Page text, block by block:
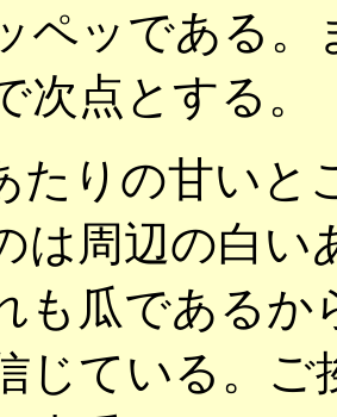
ペッである
次点とする。
たりの甘いと
は周辺の白い
も瓜である
じている。ご